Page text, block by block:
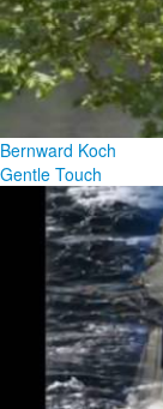
Bernward Koch
Gentle Touch